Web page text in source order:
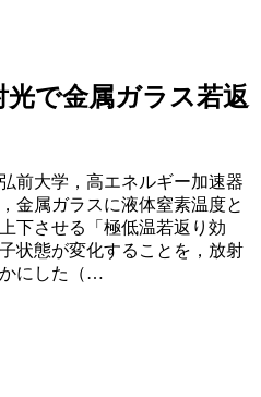
光で金属ガラス若返
前大学，高エネルギー加速器
金属ガラスに液体窒素温度と
下させる「極低温若返り効
状態が変化することを，放射
にした（…